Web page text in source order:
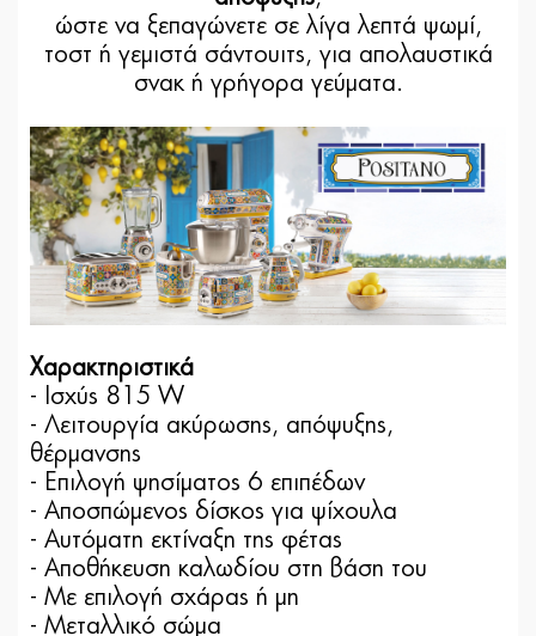
ώστε να ξεπαγώνετε σε λίγα λεπτά ψωμί,
τοστ ή γεμιστά σάντουιτς, για απολαυστικά
σνακ ή γρήγορα γεύματα.
Χαρακτηριστικά
- Ισχύς 815 W
- Λειτουργία ακύρωσης, απόψυξης,
θέρμανσης
- Επιλογή ψησίματος 6 επιπέδων
- Αποσπώμενος δίσκος για ψίχουλα
- Αυτόματη εκτίναξη της φέτας
- Αποθήκευση καλωδίου στη βάση του
- Με επιλογή σχάρας ή μη
- Μεταλλικό σώμα